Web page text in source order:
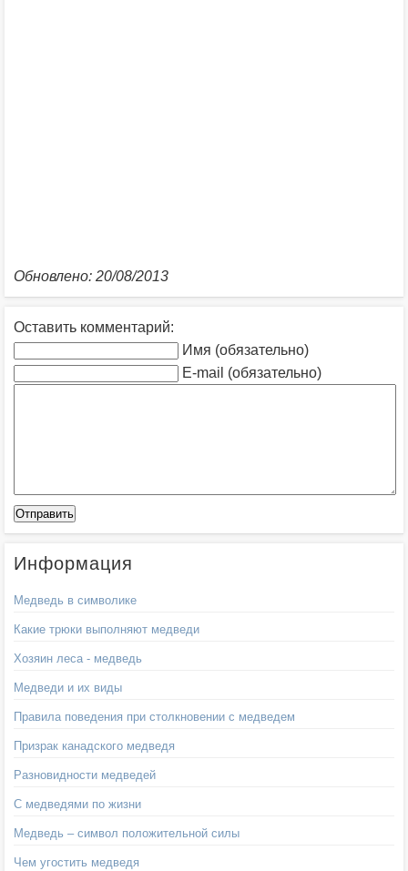
Обновлено: 20/08/2013
Оставить комментарий:
Имя (обязательно)
E-mail (обязательно)
Информация
Медведь в символике
Какие трюки выполняют медведи
Хозяин леса - медведь
Медведи и их виды
Правила поведения при столкновении с медведем
Призрак канадского медведя
Разновидности медведей
С медведями по жизни
Медведь – символ положительной силы
Чем угостить медведя